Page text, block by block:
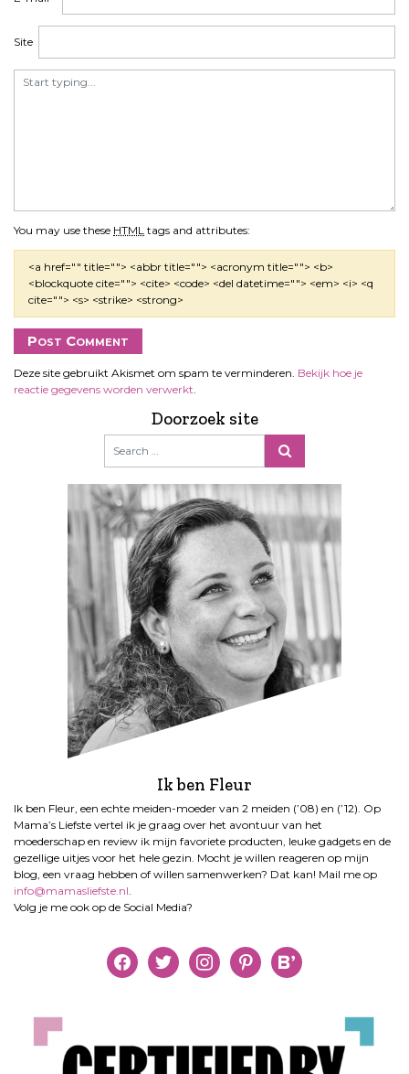
You may use these HTML tags and attributes:
<a href="" title=""> <abbr title=""> <acronym title=""> <b>
<blockquote cite=""> <cite> <code> <del datetime=""> <em> <i> <q
cite=""> <s> <strike> <strong>
Site
Deze site gebruikt Akismet om spam te verminderen. Bekijk hoe je
reactie gegevens worden verwerkt
Doorzoek site
Ik ben Fleur
Ik ben Fleur, een echte meiden-moeder van 2 meiden (’08) en (’12). Op
Mama’s Liefste vertel ik je graag over het avontuur van het
moederschap en review ik mijn favoriete producten, leuke gadgets en de
gezellige uitjes voor het hele gezin. Mocht je willen reageren op mijn
blog, een vraag hebben of willen samenwerken? Dat kan! Mail me op
info@mamasliefste.nl
Volg je me ook op de Social Media?
facebooktwitter instagrampinterestbloglovin